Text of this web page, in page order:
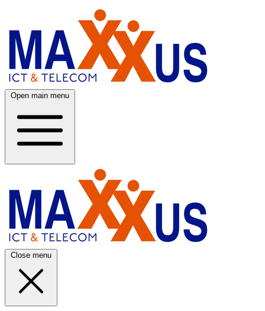
Open main menu
Close menu